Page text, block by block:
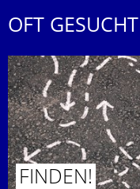
OFT GESUCHT
FINDEN!